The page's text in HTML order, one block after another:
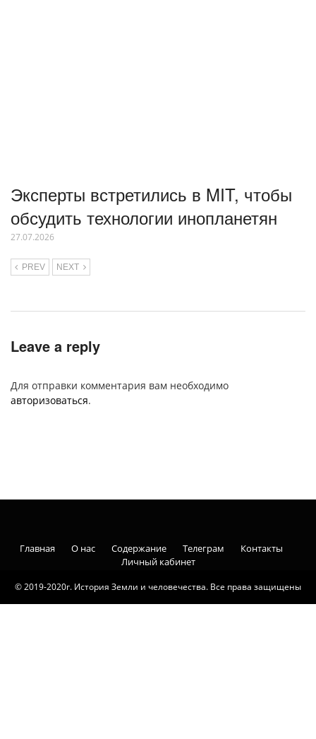
Эксперты встретились в MIT, чтобы
обсудить технологии инопланетян
27.07.2026
PREV NEXT
Leave a reply
Для отправки комментария вам необходимо
авторизоваться.
© 2019-2020г. История Земли и человечества. Все права защищены
Главная О нас Содержание Телеграм
Контакты
Личный кабинет